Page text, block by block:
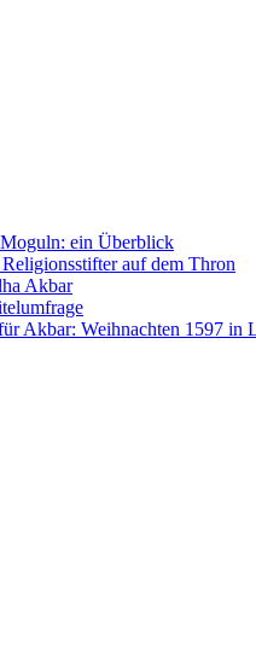
ein Überblick
auf dem Thron
Akbar
Akbar: Weihnachten 1597 in